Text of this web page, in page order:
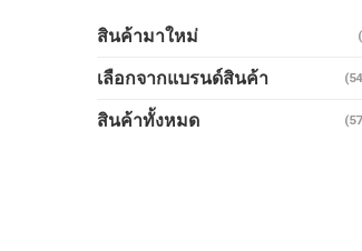
สินค้ามาใหม่
เลือกจากแบรนด์สินค้า
สินค้าทั้งหมด